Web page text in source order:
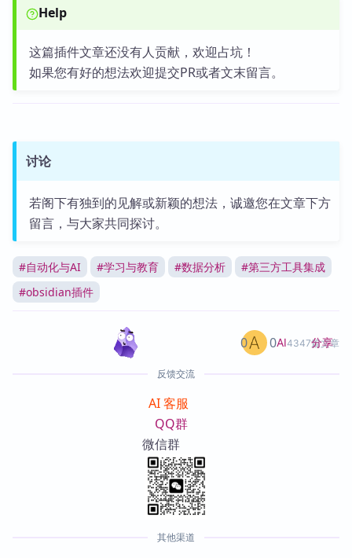
Help
这篇插件文章还没有人贡献，欢迎占坑！
如果您有好的想法欢迎提交PR或者文末留言。
讨论
若阁下有独到的见解或新颖的想法，诚邀您在文章下方
留言，与大家共同探讨。
#自动化与AI #学习与教育 #数据分析 #第三方工具集成
#obsidian插件
AI4347篇文章
0 0 分享
反馈交流
AI 客服
QQ群
微信群
其他渠道